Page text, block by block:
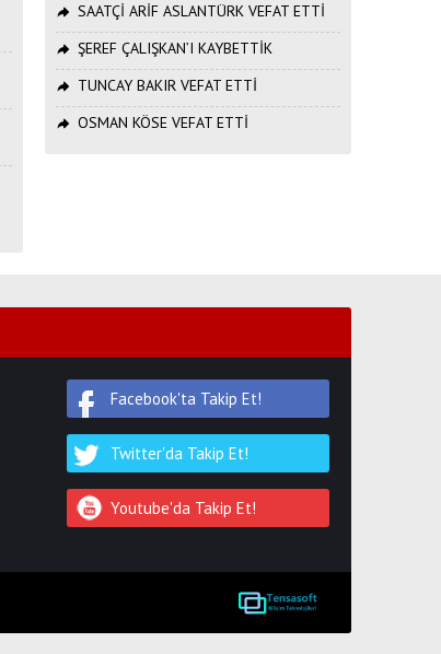
SAATÇİ ARİF ASLANTÜRK VEFAT ETTİ
ŞEREF ÇALIŞKAN’I KAYBETTİK
TUNCAY BAKIR VEFAT ETTİ
OSMAN KÖSE VEFAT ETTİ
Facebook'ta Takip Et!
Twitter'da Takip Et!
Youtube'da Takip Et!